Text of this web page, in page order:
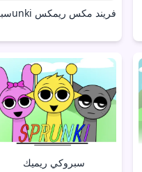
سبراunki فريند مكس ريمكس
سبروكي ريميك